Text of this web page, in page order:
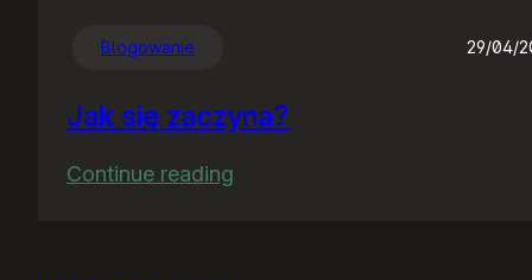
Blogowanie 29/04/
Jak się zaczyna?
Continue reading